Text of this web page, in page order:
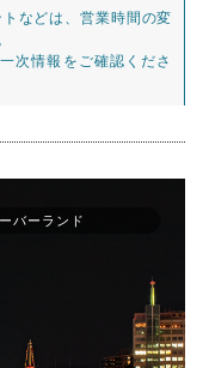
などは、営業時間の変
次情報をご確認くださ
バーランド